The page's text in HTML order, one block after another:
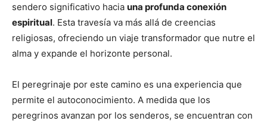
sendero significativo hacia una profunda conexión
espiritual. Esta travesía va más allá de creencias
religiosas, ofreciendo un viaje transformador que nutre el
alma y expande el horizonte personal.
El peregrinaje por este camino es una experiencia que
permite el autoconocimiento. A medida que los
peregrinos avanzan por los senderos, se encuentran con